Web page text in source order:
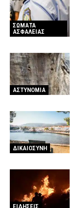
ΣΩΜΑΤΑ
ΑΣΦΑΛΕΙΑΣ
ΑΣΤΥΝΟΜΙΑ
ΔΙΚΑΙΟΣΥΝΗ
ΕΙΔΗΣΕΙΣ